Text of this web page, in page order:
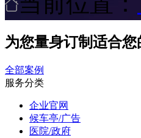
为您量身订制适合您
全部案例
服务分类
企业官网
候车亭/广告
医院/政府